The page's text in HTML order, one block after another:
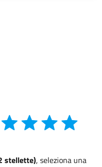
stellette), seleziona una